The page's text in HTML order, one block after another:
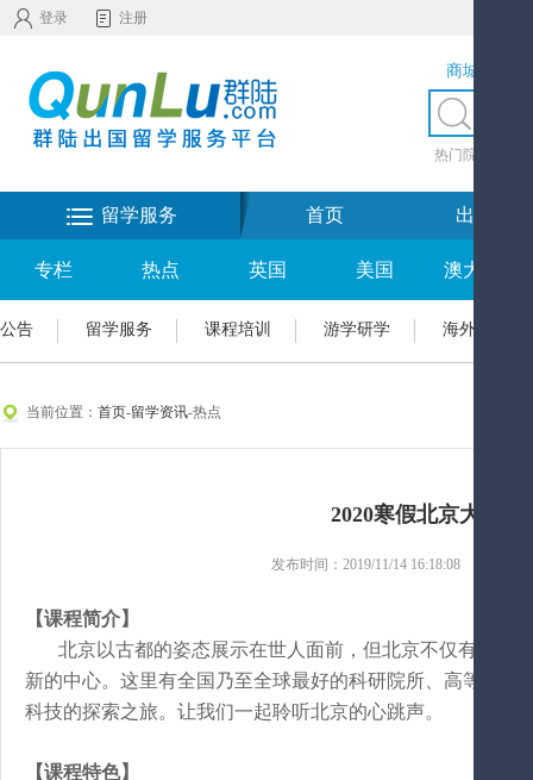
登录 注册
商城服务
热门院校
留学服务 首页 出国留学
专栏 热点 英国 美国 澳大利亚
公告 留学服务 课程培训 游学研学 海外置业
当前位置： 首页-留学资讯-热点
2020寒假北京大学+
发布时间：2019/11/14 16:18:08 来源：
【课程简介】
北京以古都的姿态展示在世人面前，但北京不仅有多姿
新的中心。这里有全国乃至全球最好的科研院所、高等院
科技的探索之旅。让我们一起聆听北京的心跳声。
【课程特色】